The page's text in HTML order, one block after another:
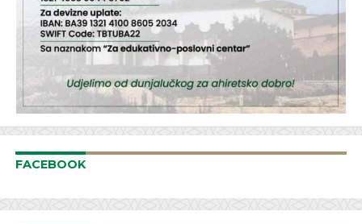
FACEBOOK